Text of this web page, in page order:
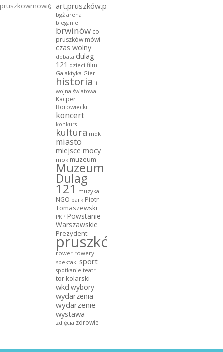
pruszkowmowi@gmail.com
art.pruszków.pl
bgż arena
bieganie
brwinów co
pruszków mówi
czas wolny
debata dulag
121 dzieci film
Galaktyka Gier
historia ii
wojna światowa
Kacper
Borowiecki
koncert
konkurs
kultura mdk
miasto
miejsce mocy
mok muzeum
Muzeum
Dulag
121 muzyka
NGO park Piotr
Tomaszewski
PKP Powstanie
Warszawskie
Prezydent
pruszków
rower rowery
spektakl sport
spotkanie teatr
tor kolarski
wkd wybory
wydarzenia
wydarzenie
wystawa
zdjęcia zdrowie